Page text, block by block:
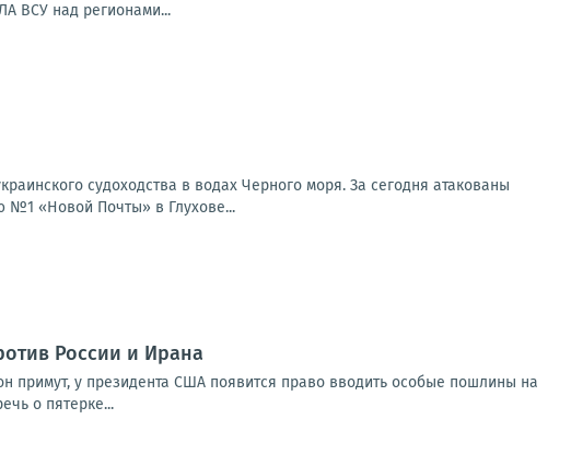
ВСУ над регионами...
судоходства в водах Черного моря. За сегодня атакованы
№1 «Новой Почты» в Глухове...
России и Ирана
примут, у президента США появится право вводить особые пошлины на
о пятерке...